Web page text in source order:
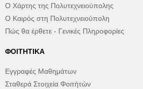
Ο Χάρτης της Πολυτεχνειούπολης
Ο Καιρός στη Πολυτεχνειούπολη
Πώς θα έρθετε - Γενικές Πληροφορίες
ΦΟΙΤΗΤΙΚΆ
Εγγραφές Μαθημάτων
Σταθερά Στοιχεία Φοιτήτών